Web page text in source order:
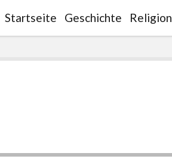
Startseite Geschichte Religion